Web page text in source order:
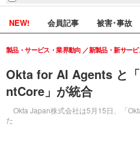
NEW! 会員記事 被害･事故
Okta for AI Agents と
ntCore」が統合
Okta Japan株式会社は5月15日、「
た
製品・サービス・業界動向 新製品・新サービ